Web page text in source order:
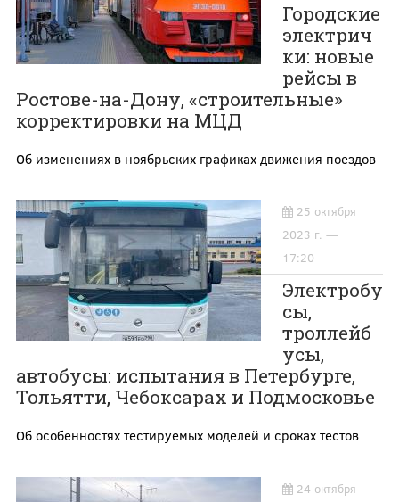
Городские
электрич
ки: новые
рейсы в
Ростове-на-Дону, «строительные»
корректировки на МЦД
Об изменениях в ноябрьских графиках движения поездов
25 октября
2023 г. —
17:20
Электробу
сы,
троллейб
усы,
автобусы: испытания в Петербурге,
Тольятти, Чебоксарах и Подмосковье
Об особенностях тестируемых моделей и сроках тестов
24 октября